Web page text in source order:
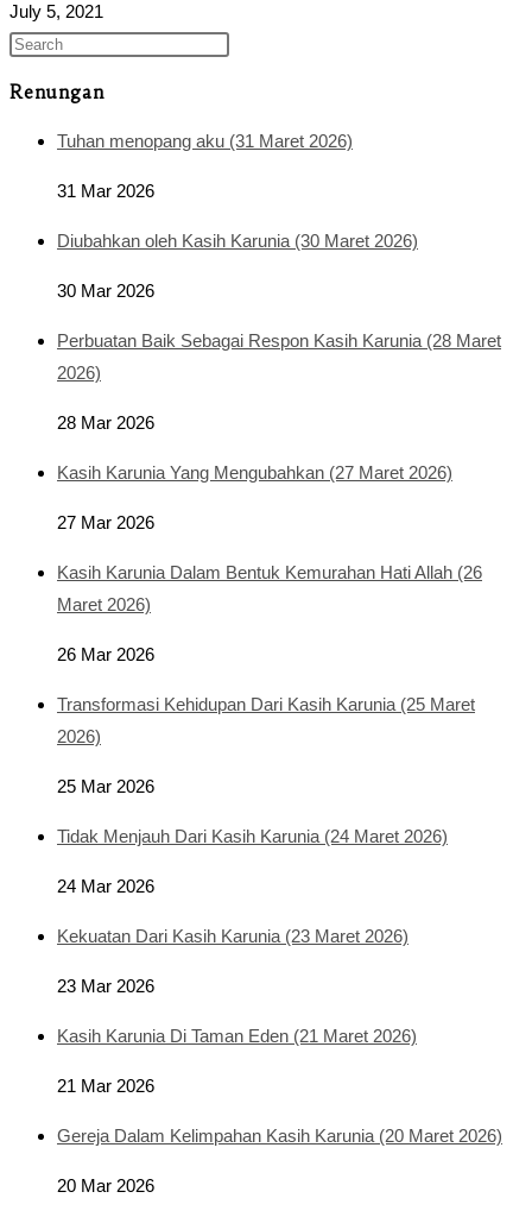
July 5, 2021
Renungan
Tuhan menopang aku (31 Maret 2026)
31 Mar 2026
Diubahkan oleh Kasih Karunia (30 Maret 2026)
30 Mar 2026
Perbuatan Baik Sebagai Respon Kasih Karunia (28 Maret
2026)
28 Mar 2026
Kasih Karunia Yang Mengubahkan (27 Maret 2026)
27 Mar 2026
Kasih Karunia Dalam Bentuk Kemurahan Hati Allah (26
Maret 2026)
26 Mar 2026
Transformasi Kehidupan Dari Kasih Karunia (25 Maret
2026)
25 Mar 2026
Tidak Menjauh Dari Kasih Karunia (24 Maret 2026)
24 Mar 2026
Kekuatan Dari Kasih Karunia (23 Maret 2026)
23 Mar 2026
Kasih Karunia Di Taman Eden (21 Maret 2026)
21 Mar 2026
Gereja Dalam Kelimpahan Kasih Karunia (20 Maret 2026)
20 Mar 2026